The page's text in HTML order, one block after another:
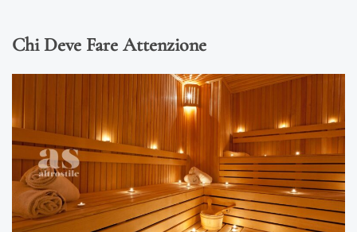
Chi Deve Fare Attenzione